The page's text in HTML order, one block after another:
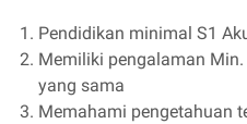
Pendidikan minimal S1
Memiliki pengalaman
yang sama
Memahami pengetahuan